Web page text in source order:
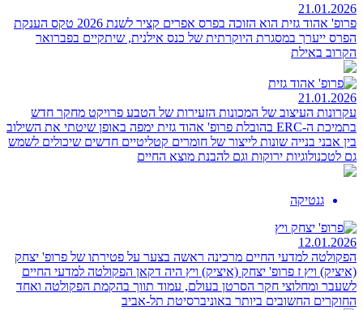
21.01.2026
פרופ' אהוד גזית הוא הזוכה בפרס אפרים קציר לשנת 2026
טקס הענקת
הפרס ייערך במסגרת היוקרתית של כנס אילנית, שיתקיים בפברואר
הקרוב באילת
21.01.2026
עקרונות העיצוב של המכונות הזעירות של הטבע פרויקט מחקר חדש
בתמיכת ה-ERC בהובלת פרופ' אהוד גזית ימפה באופן שיטתי את השילוב
בין אבני בנייה שונות לייצור של חומרים קטליטיים חדשים שיכולים לשמש
גם לטכנולוגיות ירוקות וגם להבנת מוצא החיים
גנטיקה
12.01.2026
הפקולטה למדעי החיים מרכינה ראשה בצער על פטירתו של פרופ' יצחק
(איציק) ויץ ז פרופ' יצחק (איציק) ויץ היה דקאן הפקולטה למדעי החיים
לשעבר ומחלוצי חקר הסרטן בעולם, עמוד תווך בהקמת הפקולטה ואחד
החוקרים החשובים ביותר באוניברסיטת תל-אביב